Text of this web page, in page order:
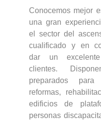
Conocemos mejor
una gran
el sector del
cualificado y en
dar un
clientes.
preparados para
reformas,
edificios de
personas